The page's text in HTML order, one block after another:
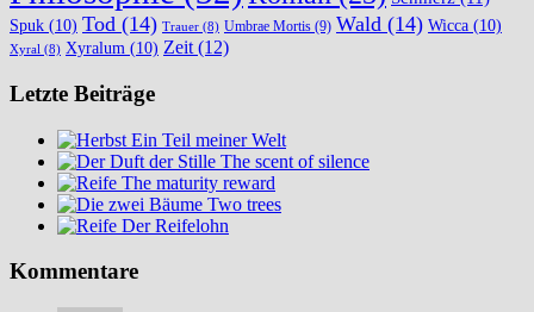
Spuk (10) Tod (14) Trauer (8) Umbrae Mortis (9) Wald (14) Wicca (10)
Xyral (8) Xyralum (10) Zeit (12)
Letzte Beiträge
Ein Teil meiner Welt
The scent of silence
The maturity reward
Two trees
Der Reifelohn
Kommentare